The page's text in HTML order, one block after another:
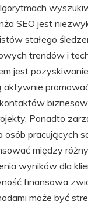
SEO jest
stałego
trendów i
jest
Ponadto
osób pracujących
między
wyników dla
finansowa
może być